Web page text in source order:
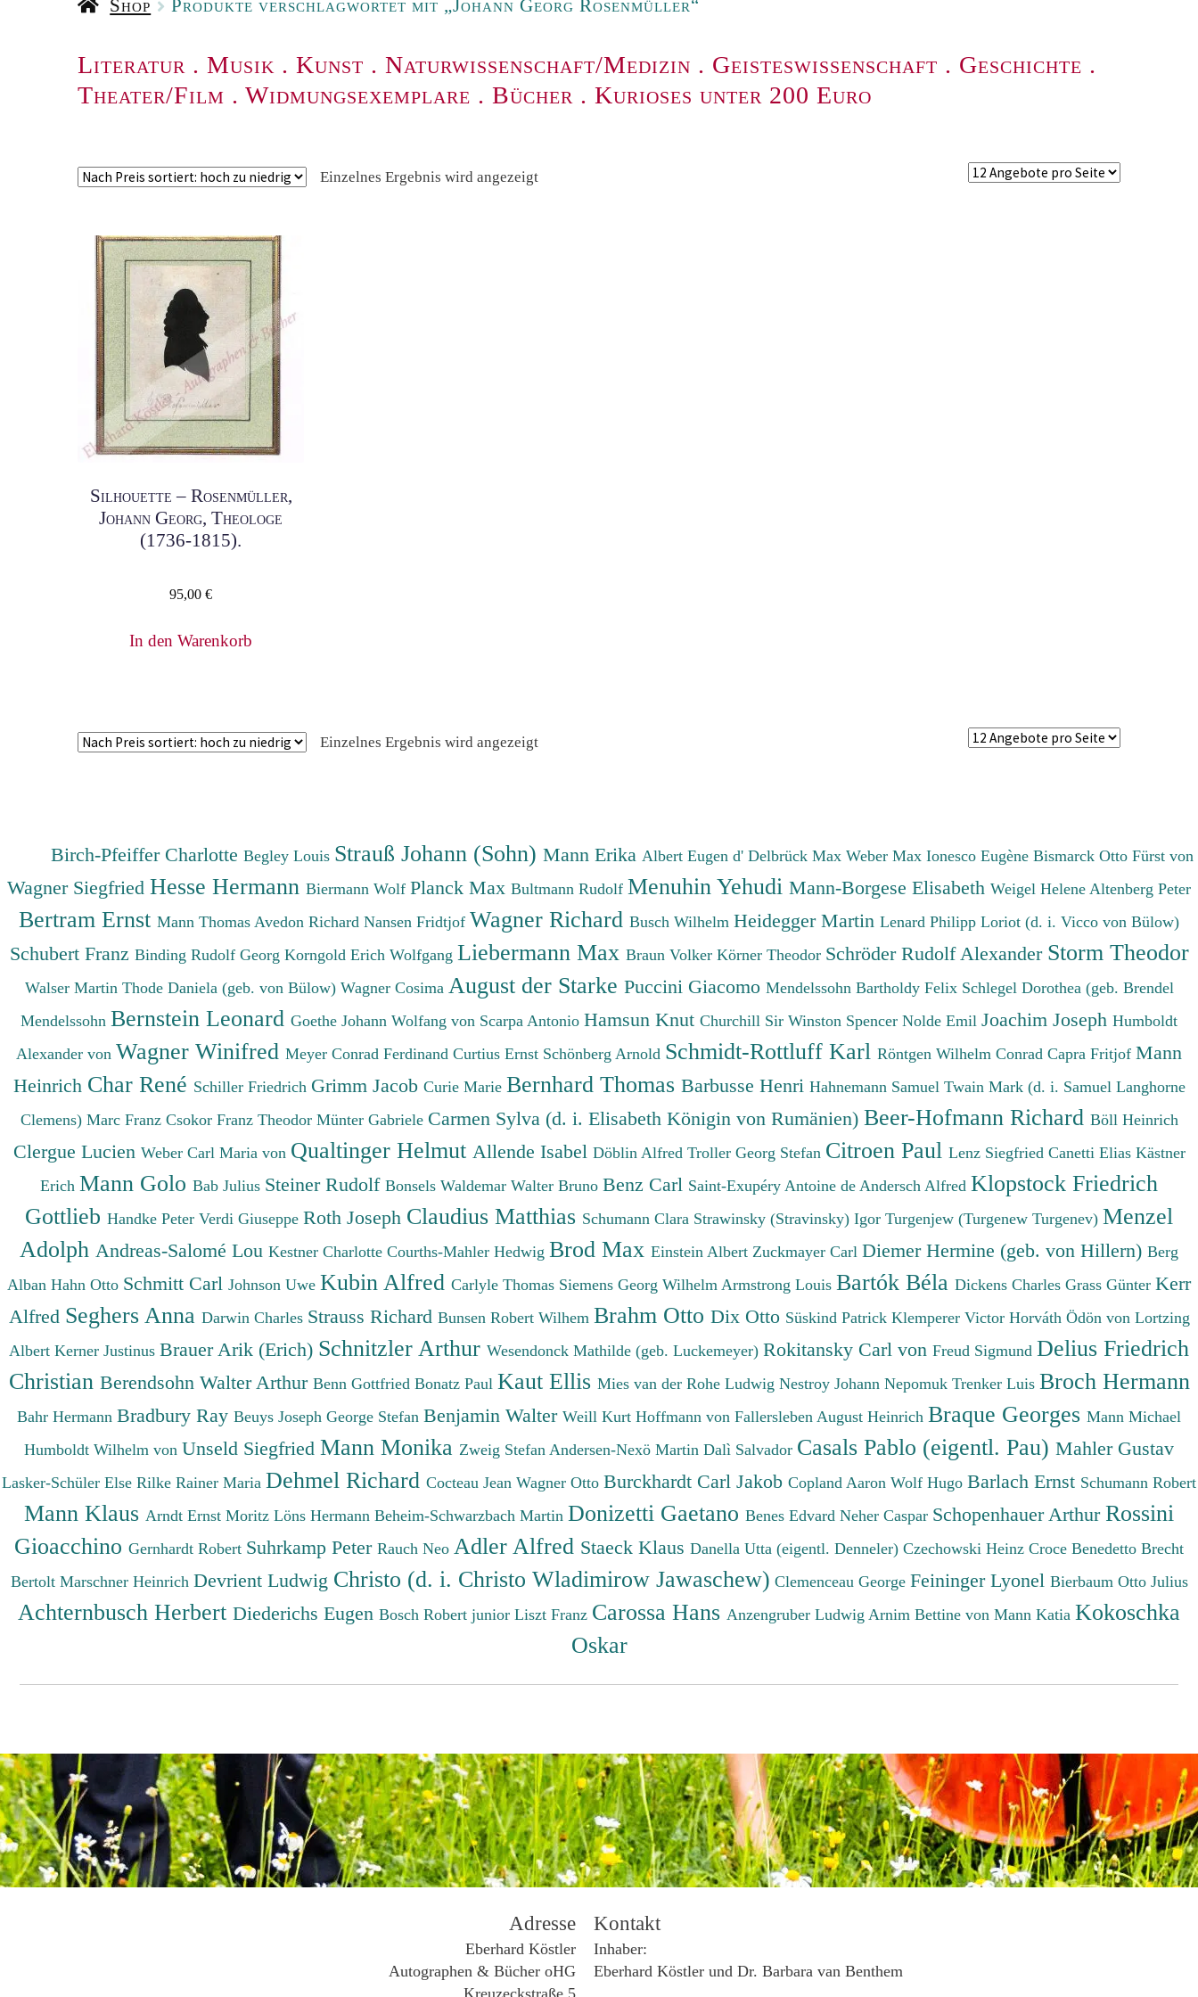
Shop Produkte verschlagwortet mit „Johann Georg Rosenmüller“
Literatur . Musik . Kunst . Naturwissenschaft/Medizin . Geisteswissenschaft . Geschichte .
Theater/Film . Widmungsexemplare . Bücher . Kurioses unter 200 Euro
Einzelnes Ergebnis wird angezeigt
Silhouette – Rosenmüller,
Johann Georg, Theologe
(1736-1815).
95,00€
In den Warenkorb
Einzelnes Ergebnis wird angezeigt
Birch-Pfeiffer CharlotteBegley Louis Strauß Johann (Sohn)Mann Erika Albert Eugen d'Delbrück MaxWeber MaxIonesco EugèneBismarck Otto Fürst von
Wagner Siegfried Hesse Hermann Biermann Wolf Planck Max Bultmann Rudolf Menuhin Yehudi Mann-Borgese Elisabeth Weigel Helene Altenberg Peter
Bertram Ernst Mann Thomas Avedon Richard Nansen Fridtjof Wagner Richard Busch Wilhelm Heidegger Martin Lenard Philipp Loriot (d. i. Vicco von Bülow)
Schubert Franz Binding Rudolf Georg Korngold Erich Wolfgang Liebermann Max Braun Volker Körner Theodor Schröder Rudolf Alexander Storm Theodor
Walser Martin Thode Daniela (geb. von Bülow) Wagner Cosima August der Starke Puccini Giacomo Mendelssohn Bartholdy Felix Schlegel Dorothea (geb. Brendel
Mendelssohn Bernstein Leonard Goethe Johann Wolfang von Scarpa Antonio Hamsun Knut Churchill Sir Winston Spencer Nolde Emil Joachim Joseph Humboldt
Alexander von Wagner Winifred Meyer Conrad Ferdinand Curtius Ernst Schönberg Arnold Schmidt-Rottluff Karl Röntgen Wilhelm Conrad Capra Fritjof Mann
Heinrich Char René Schiller Friedrich Grimm Jacob Curie Marie Bernhard Thomas Barbusse Henri Hahnemann Samuel Twain Mark (d. i. Samuel Langhorne
Clemens) Marc Franz Csokor Franz Theodor Münter Gabriele Carmen Sylva (d. i. Elisabeth Königin von Rumänien) Beer-Hofmann Richard Böll Heinrich
Clergue Lucien Weber Carl Maria von Qualtinger Helmut Allende Isabel Döblin Alfred Troller Georg Stefan Citroen Paul Lenz Siegfried Canetti Elias Kästner
Erich Mann Golo Bab Julius Steiner Rudolf Bonsels Waldemar Walter Bruno Benz Carl Saint-Exupéry Antoine de Andersch Alfred Klopstock Friedrich
Gottlieb Handke Peter Verdi Giuseppe Roth Joseph Claudius Matthias Schumann Clara Strawinsky (Stravinsky) Igor Turgenjew (Turgenew Turgenev) Menzel
Adolph Andreas-Salomé Lou Kestner Charlotte Courths-Mahler Hedwig Brod Max Einstein Albert Zuckmayer Carl Diemer Hermine (geb. von Hillern) Berg
Alban Hahn Otto Schmitt Carl Johnson Uwe Kubin Alfred Carlyle Thomas Siemens Georg Wilhelm Armstrong Louis Bartók Béla Dickens Charles Grass Günter Kerr
Alfred Seghers Anna Darwin Charles Strauss Richard Bunsen Robert Wilhem Brahm Otto Dix Otto Süskind Patrick Klemperer Victor Horváth Ödön von Lortzing
Albert Kerner Justinus Brauer Arik (Erich) Schnitzler Arthur Wesendonck Mathilde (geb. Luckemeyer) Rokitansky Carl von Freud Sigmund Delius Friedrich
Christian Berendsohn Walter Arthur Benn Gottfried Bonatz Paul Kaut Ellis Mies van der Rohe Ludwig Nestroy Johann Nepomuk Trenker Luis Broch Hermann
Bahr Hermann Bradbury Ray Beuys Joseph George Stefan Benjamin Walter Weill Kurt Hoffmann von Fallersleben August Heinrich Braque Georges Mann Michael
Humboldt Wilhelm von Unseld Siegfried Mann Monika Zweig Stefan Andersen-Nexö Martin Dalì Salvador Casals Pablo (eigentl. Pau) Mahler Gustav
Lasker-Schüler Else Rilke Rainer Maria Dehmel Richard Cocteau Jean Wagner Otto Burckhardt Carl Jakob Copland Aaron Wolf Hugo Barlach Ernst Schumann Robert
Mann Klaus Arndt Ernst Moritz Löns Hermann Beheim-Schwarzbach Martin Donizetti Gaetano Benes Edvard Neher Caspar Schopenhauer Arthur Rossini
Gioacchino Gernhardt Robert Suhrkamp Peter Rauch Neo Adler Alfred Staeck Klaus Danella Utta (eigentl. Denneler) Czechowski Heinz Croce Benedetto Brecht
Bertolt Marschner Heinrich Devrient Ludwig Christo (d. i. Christo Wladimirow Jawaschew) Clemenceau George Feininger Lyonel Bierbaum Otto Julius
Achternbusch Herbert Diederichs Eugen Bosch Robert junior Liszt Franz Carossa Hans Anzengruber Ludwig Arnim Bettine von Mann Katia Kokoschka
Oskar
Adresse
Eberhard Köstler
Autographen & Bücher oHG
Kontakt
Inhaber:
Eberhard Köstler und Dr. Barbara van Benthem